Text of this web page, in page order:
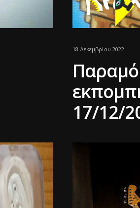
18 Δεκεμβρίου 2022
17/12/